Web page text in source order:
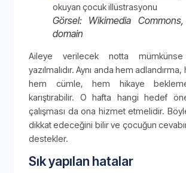
Görsel: Wikimedia
domain
Aileye verilecek notta
yazılmalıdır. Aynı anda hem
hem cümle, hem hikaye
karıştırabilir. O hafta hangi hedef
çalışması da ona hizmet etmelidir.
dikkat edeceğini bilir ve çocuğun
destekler.
Sık yapılan hatalar